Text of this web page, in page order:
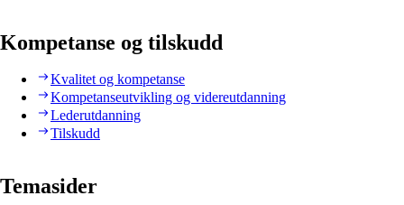
Kompetanse og tilskudd
Kvalitet og kompetanse
Kompetanseutvikling og videreutdanning
Lederutdanning
Tilskudd
Temasider